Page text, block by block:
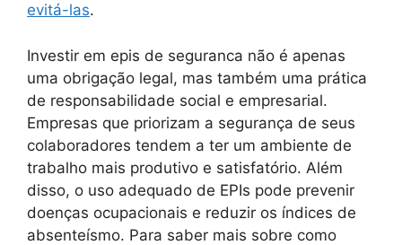
evitá-las.
Investir em epis de seguranca não é apenas
uma obrigação legal, mas também uma prática
de responsabilidade social e empresarial.
Empresas que priorizam a segurança de seus
colaboradores tendem a ter um ambiente de
trabalho mais produtivo e satisfatório. Além
disso, o uso adequado de EPIs pode prevenir
doenças ocupacionais e reduzir os índices de
absenteísmo. Para saber mais sobre como